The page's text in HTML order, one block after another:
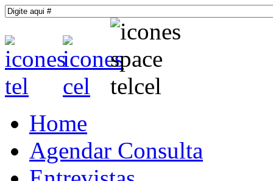
Home
Agendar Consulta